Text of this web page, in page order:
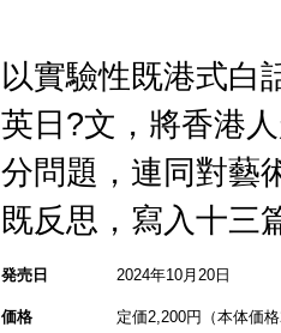
以實驗性既港式白
英日?文，將香港
分問題，連同對藝
既反思，寫入十
発売日 2024年10月20日
価格 定価2,200円（本体価